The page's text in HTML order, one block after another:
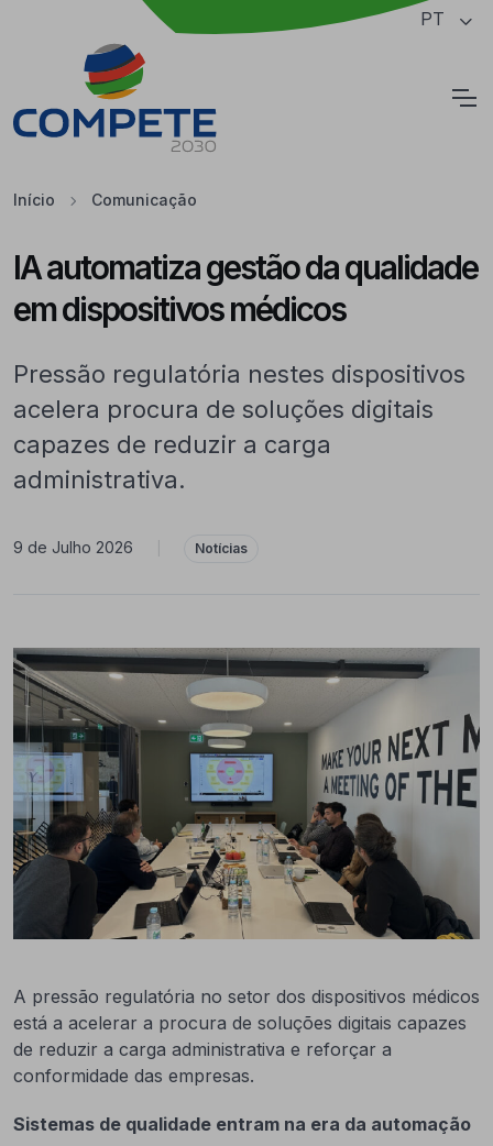
Saltar para o conteúdo principal da página PT
Início Comunicação
IA automatiza gestão da qualidade
em dispositivos médicos
Pressão regulatória nestes dispositivos
acelera procura de soluções digitais
capazes de reduzir a carga
administrativa.
9 de Julho 2026 Notícias
A pressão regulatória no setor dos dispositivos médicos
está a acelerar a procura de soluções digitais capazes
de reduzir a carga administrativa e reforçar a
conformidade das empresas.
Sistemas de qualidade entram na era da automação